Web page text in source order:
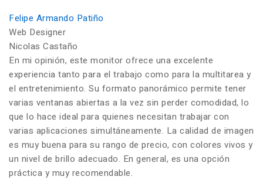
Felipe Armando Patiño
Web Designer
Nicolas Castaño
En mi opinión, este monitor ofrece una excelente
experiencia tanto para el trabajo como para la multitarea y
el entretenimiento. Su formato panorámico permite tener
varias ventanas abiertas a la vez sin perder comodidad, lo
que lo hace ideal para quienes necesitan trabajar con
varias aplicaciones simultáneamente. La calidad de imagen
es muy buena para su rango de precio, con colores vivos y
un nivel de brillo adecuado. En general, es una opción
práctica y muy recomendable.